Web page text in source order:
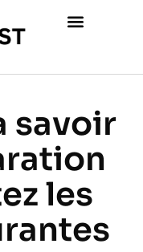
savoir
les